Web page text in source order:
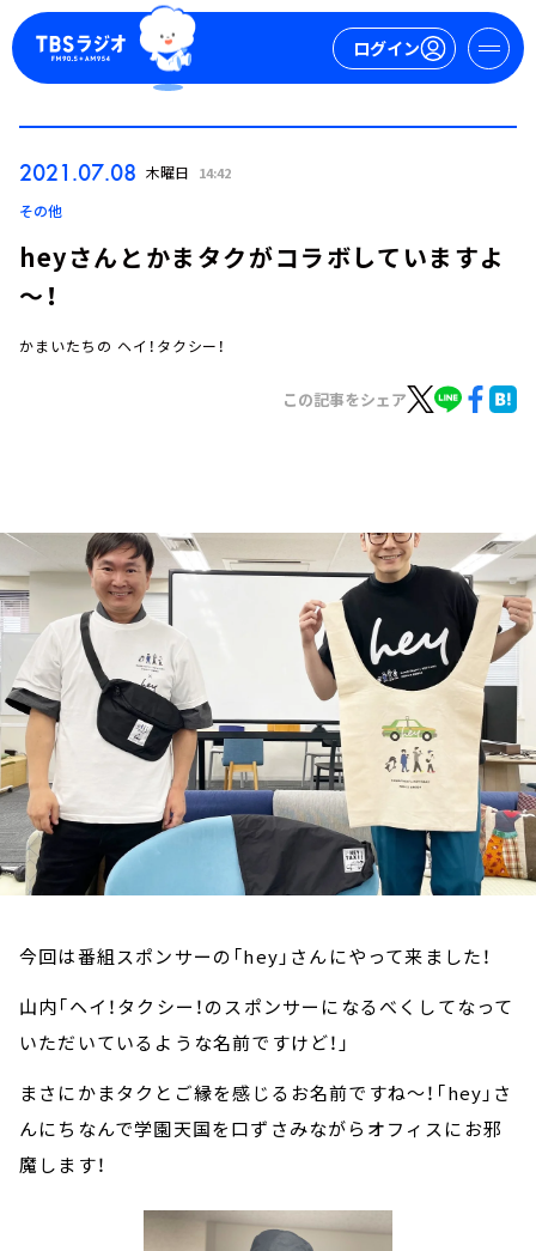
ログイン
お知らせ
イベント・グッズ
YouTube
会社情報
2021.07.08 木曜日 14:42
その他
heyさんとかまタクがコラボしていますよ
～！
かまいたちの ヘイ！タクシー！
この記事をシェア
今回は番組スポンサーの「hey」さんにやって来ました！
山内「ヘイ！タクシー！のスポンサーになるべくしてなって
いただいているような名前ですけど！」
まさにかまタクとご縁を感じるお名前ですね～！「hey」さ
んにちなんで学園天国を口ずさみながらオフィスにお邪
魔します！